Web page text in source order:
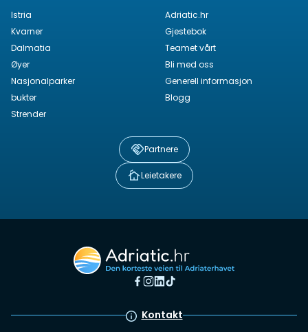
Istria
Kvarner
Dalmatia
Øyer
Nasjonalparker
bukter
Strender
Adriatic.hr
Gjestebok
Teamet vårt
Bli med oss
Generell informasjon
Blogg
Partnere
Leietakere
Kontakt